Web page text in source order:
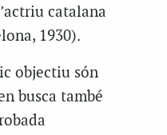
catalana
1930).
objectiu són
busca també